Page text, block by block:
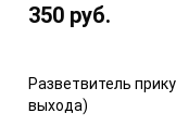
350 руб.
Разветвитель
выхода)